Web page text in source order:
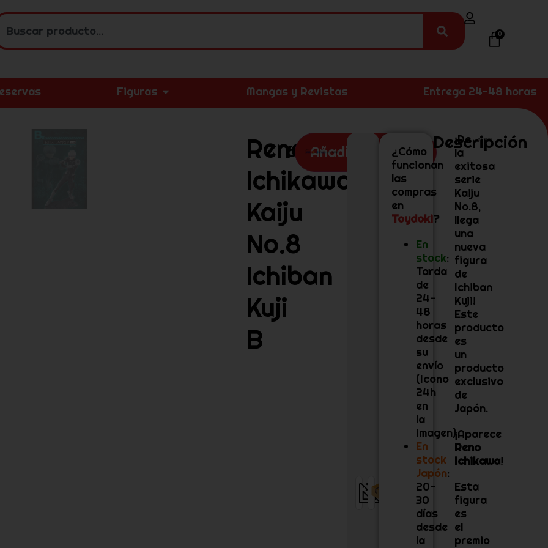
0
Figuras Mangas y Revistas Entrega 24-48 horas
Reno
Ichikawa
Kaiju
No.8
Ichiban
Kuji
B
62,99€
Añadir al carrito
Stock
¿Cómo
funcionan
las
compras
en
Toydoki?
En
stock:
Tarda
de
24-
48
horas
desde
su
envío
(Icono
24h
en
la
imagen)
En
stock
Japón:
20-
30
días
desde
la
Descripción
¡De
la
exitosa
serie
Kaiju
No.8,
llega
una
nueva
figura
de
Ichiban
Kuji!
Este
producto
es
un
producto
exclusivo
de
Japón.
¡Aparece
Reno
Ichikawa!
Esta
figura
es
el
premio